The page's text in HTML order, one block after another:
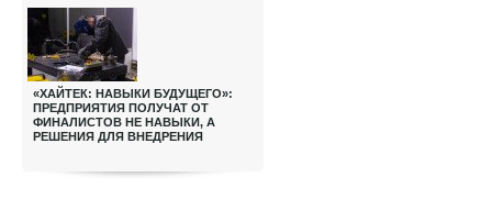
«ХАЙТЕК: НАВЫКИ БУДУЩЕГО»:
ПРЕДПРИЯТИЯ ПОЛУЧАТ ОТ
ФИНАЛИСТОВ НЕ НАВЫКИ, А
РЕШЕНИЯ ДЛЯ ВНЕДРЕНИЯ